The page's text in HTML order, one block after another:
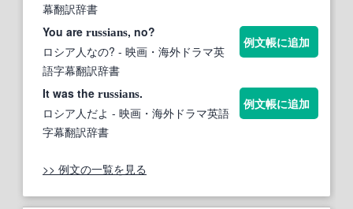
幕翻訳辞書
You are russians, no?
ロシア人なの? - 映画・海外ドラマ英
語字幕翻訳辞書
例文帳に追加
It was the russians.
ロシア人だよ - 映画・海外ドラマ英語
字幕翻訳辞書
例文帳に追加
>> 例文の一覧を見る